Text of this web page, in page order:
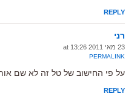
REPLY
רני
23 מאי 2011 at 13:26
PERMALINK
על פי החישוב של טל זה לא שם
REPLY